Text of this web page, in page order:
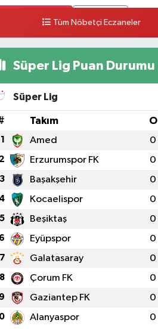
Tüm Nöbetçi Eczaneler
Süper Lig Puan Durumu
Süper Lig
Takım O
1 Amed 0
2 Erzurumspor FK 0
3 Başakşehir 0
4 Kocaelispor 0
5 Beşiktaş 0
6 Eyüpspor 0
7 Galatasaray 0
8 Çorum FK 0
9 Gaziantep FK 0
Alanyaspor 0